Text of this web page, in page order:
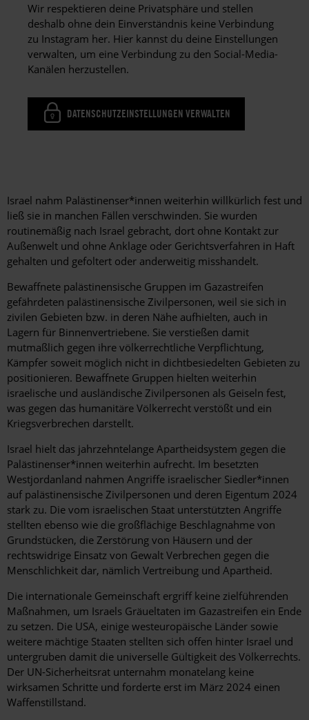
Wir respektieren deine Privatsphäre und stellen
deshalb ohne dein Einverständnis keine Verbindung
zu Instagram her. Hier kannst du deine Einstellungen
verwalten, um eine Verbindung zu den Social-Media-
Kanälen herzustellen.
DATENSCHUTZEINSTELLUNGEN VERWALTEN
Israel nahm Palästinenser*innen weiterhin willkürlich fest und
ließ sie in manchen Fällen verschwinden. Sie wurden
routinemäßig nach Israel gebracht, dort ohne Kontakt zur
Außenwelt und ohne Anklage oder Gerichtsverfahren in Haft
gehalten und gefoltert oder anderweitig misshandelt.
Bewaffnete palästinensische Gruppen im Gazastreifen
gefährdeten palästinensische Zivilpersonen, weil sie sich in
zivilen Gebieten bzw. in deren Nähe aufhielten, auch in
Lagern für Binnenvertriebene. Sie verstießen damit
mutmaßlich gegen ihre völkerrechtliche Verpflichtung,
Kämpfer soweit möglich nicht in dichtbesiedelten Gebieten zu
positionieren. Bewaffnete Gruppen hielten weiterhin
israelische und ausländische Zivilpersonen als Geiseln fest,
was gegen das humanitäre Völkerrecht verstößt und ein
Kriegsverbrechen darstellt.
Israel hielt das jahrzehntelange Apartheidsystem gegen die
Palästinenser*innen weiterhin aufrecht. Im besetzten
Westjordanland nahmen Angriffe israelischer Siedler*innen
auf palästinensische Zivilpersonen und deren Eigentum 2024
stark zu. Die vom israelischen Staat unterstützten Angriffe
stellten ebenso wie die großflächige Beschlagnahme von
Grundstücken, die Zerstörung von Häusern und der
rechtswidrige Einsatz von Gewalt Verbrechen gegen die
Menschlichkeit dar, nämlich Vertreibung und Apartheid.
Die internationale Gemeinschaft ergriff keine zielführenden
Maßnahmen, um Israels Gräueltaten im Gazastreifen ein Ende
zu setzen. Die USA, einige westeuropäische Länder sowie
weitere mächtige Staaten stellten sich offen hinter Israel und
untergruben damit die universelle Gültigkeit des Völkerrechts.
Der UN-Sicherheitsrat unternahm monatelang keine
wirksamen Schritte und forderte erst im März 2024 einen
Waffenstillstand.